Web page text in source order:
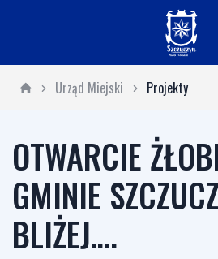
Urząd Miejski Projekty
OTWARCIE
GMINIE
BLIŻEJ….